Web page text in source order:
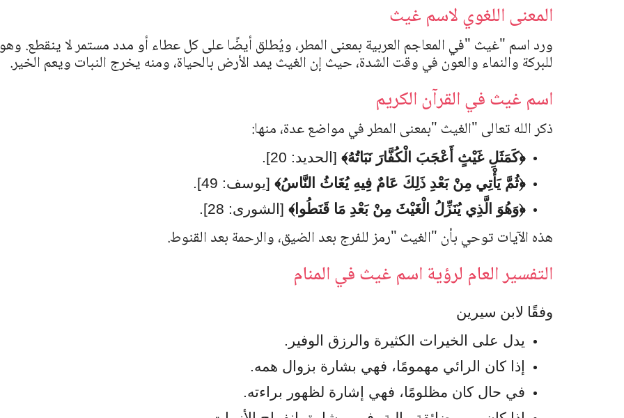
المعنى اللغوي لاسم غيث
ورد اسم"غيث"في المعاجم العربية بمعنى المطر، ويُطلق أيضًا على كل عطاء أو مدد مستمر لا ينقطع.
للبركة والنماء والعون في وقت الشدة، حيث إن الغيث يمد الأرض بالحياة، ومنه يخرج النبات ويعم الخير.
اسم غيث في القرآن الكريم
ذكر الله تعالى"الغيث"بمعنى المطر في مواضع عدة، منها:
﴿كَمَثَلِ غَيْثٍ أَعْجَبَ الْكُفَّارَ نَبَاتُهُ﴾ [الحديد: 20].
﴿ثُمَّ يَأْتِي مِنْ بَعْدِ ذَلِكَ عَامٌ فِيهِ يُغَاثُ النَّاسُ﴾ [يوسف: 49].
﴿وَهُوَ الَّذِي يُنَزِّلُ الْغَيْثَ مِنْ بَعْدِ مَا قَنَطُوا﴾ [الشورى: 28].
هذه الآيات توحي بأن"الغيث"رمز للفرج بعد الضيق، والرحمة بعد القنوط.
التفسير العام لرؤية اسم غيث في المنام
وفقًا لابن سيرين
يدل على الخيرات الكثيرة والرزق الوفير.
إذا كان الرائي مهمومًا، فهي بشارة بزوال همه.
في حال كان مظلومًا، فهي إشارة لظهور براءته.
رموز تدل على قرب الأجل في المنام